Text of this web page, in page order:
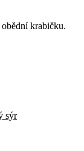
krabičku.
sýr